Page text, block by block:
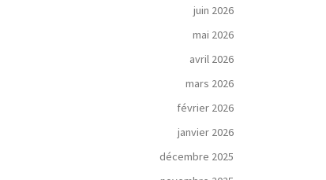
juin 2026
mai 2026
avril 2026
mars 2026
février 2026
janvier 2026
décembre 2025